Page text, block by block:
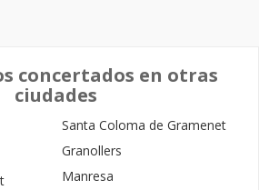
concertados en otras
ciudades
Santa Coloma de Gramenet
Granollers
Manresa